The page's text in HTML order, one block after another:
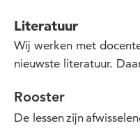
Literatuur
Wij werken met
nieuwste literatuur.
Rooster
De lessen zijn